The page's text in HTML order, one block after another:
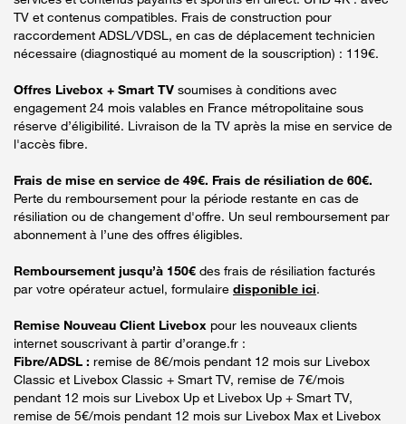
TV et contenus compatibles. Frais de construction pour
raccordement ADSL/VDSL, en cas de déplacement technicien
nécessaire (diagnostiqué au moment de la souscription) : 119€.
Offres Livebox + Smart TV soumises à conditions avec
engagement 24 mois valables en France métropolitaine sous
réserve d’éligibilité. Livraison de la TV après la mise en service de
l'accès fibre.
Frais de mise en service de 49€. Frais de résiliation de 60€.
Perte du remboursement pour la période restante en cas de
résiliation ou de changement d'offre. Un seul remboursement par
abonnement à l’une des offres éligibles.
Remboursement jusqu’à 150€ des frais de résiliation facturés
par votre opérateur actuel, formulaire disponible ici.
Remise Nouveau Client Livebox pour les nouveaux clients
internet souscrivant à partir d’orange.fr :
Fibre/ADSL : remise de 8€/mois pendant 12 mois sur Livebox
Classic et Livebox Classic + Smart TV, remise de 7€/mois
pendant 12 mois sur Livebox Up et Livebox Up + Smart TV,
remise de 5€/mois pendant 12 mois sur Livebox Max et Livebox